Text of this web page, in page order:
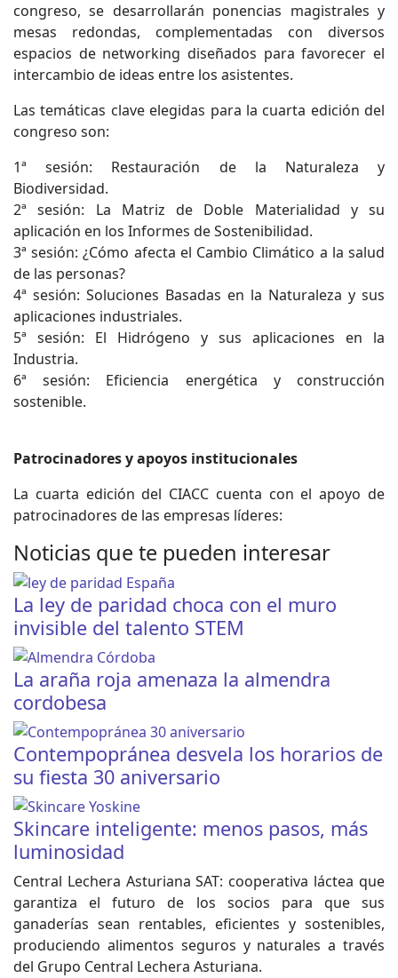
congreso, se desarrollarán ponencias magistrales y
mesas redondas, complementadas con diversos
espacios de networking diseñados para favorecer el
intercambio de ideas entre los asistentes.
Las temáticas clave elegidas para la cuarta edición del
congreso son:
1ª sesión: Restauración de la Naturaleza y
Biodiversidad.​
2ª sesión: La Matriz de Doble Materialidad y su
aplicación en los Informes de Sostenibilidad.
3ª sesión: ¿Cómo afecta el Cambio Climático a la salud
de las personas?
4ª sesión: Soluciones Basadas en la Naturaleza y sus
aplicaciones industriales.
5ª sesión: El Hidrógeno y sus aplicaciones en la
Industria.
6ª sesión: Eficiencia energética y construcción
sostenible.
Patrocinadores y apoyos institucionales
La cuarta edición del CIACC cuenta con el apoyo de
patrocinadores de las empresas líderes:
Noticias que te pueden interesar
La ley de paridad choca con el muro
invisible del talento STEM
La araña roja amenaza la almendra
cordobesa
Contempopránea desvela los horarios de
su fiesta 30 aniversario
Skincare inteligente: menos pasos, más
luminosidad
Central Lechera Asturiana SAT: cooperativa láctea que
garantiza el futuro de los socios para que sus
ganaderías sean rentables, eficientes y sostenibles,
produciendo alimentos seguros y naturales a través
del Grupo Central Lechera Asturiana.